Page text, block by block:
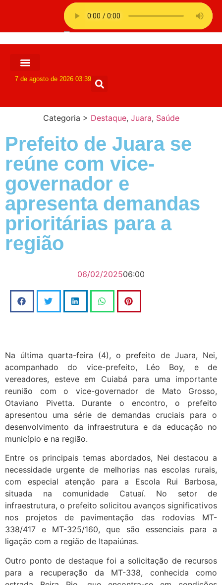
7 de agosto de 2026 03:39
Categoria > Destaque, Juara, Saúde
Prefeito de Juara se
reúne com vice-
governador e
apresenta demandas
prioritárias para a
região
06/02/202506:00
Na última quarta-feira (4), o prefeito de Juara, Nei,
acompanhado do vice-prefeito, Léo Boy, e de
vereadores, esteve em Cuiabá para uma importante
reunião com o vice-governador de Mato Grosso,
Otaviano Pivetta. Durante o encontro, o prefeito
apresentou uma série de demandas cruciais para o
desenvolvimento da infraestrutura e da educação no
município e na região.
Entre os principais temas abordados, Nei destacou a
necessidade urgente de melhorias nas escolas rurais,
com especial atenção para a Escola Rui Barbosa,
situada na comunidade Catuaí. No setor de
infraestrutura, o prefeito solicitou avanços significativos
nos projetos de pavimentação das rodovias MT-
338/417 e MT-325/160, que são essenciais para a
ligação com a região de Itapaiúnas.
Outro ponto de destaque foi a solicitação de recursos
para a recuperação da MT-338, conhecida como